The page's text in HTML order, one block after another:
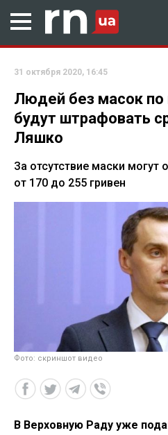
31 октября 2020, 16:45
Людей без масок по
будут штрафовать
Ляшко
За отсутствие маски
от 170 до 255 гривен
Фото: скриншот видео
В Верховную Раду уже